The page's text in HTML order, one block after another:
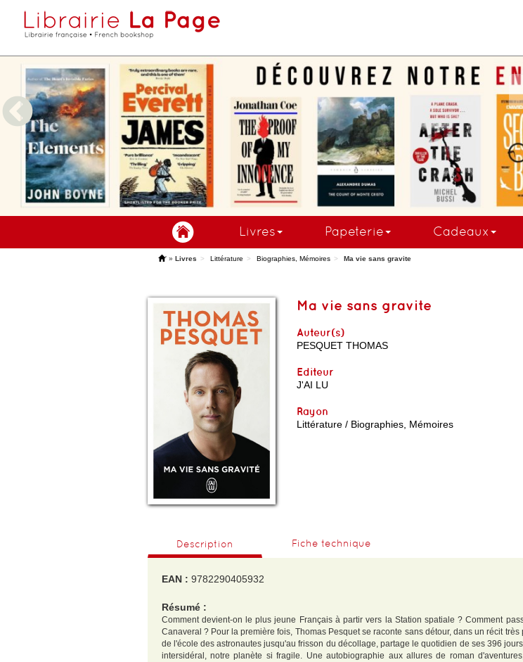
Livres Papeterie Cadeaux
'» Livres Littérature Biographies, Mémoires Ma vie sans gravite
Ma vie sans gravite
Auteur(s)
PESQUET THOMAS
Editeur
J'AI LU
Rayon
Littérature / Biographies, Mémoires
Description Fiche technique
EAN : 9782290405932
Résumé :
Comment devient-on le plus jeune Français à partir vers la Station spatiale ? Comment
Canaveral ? Pour la première fois, Thomas Pesquet se raconte sans détour, dans un récit
de l'école des astronautes jusqu'au frisson du décollage, partage le quotidien de ses 396
intersidéral, notre planète si fragile. Une autobiographie aux allures de roman